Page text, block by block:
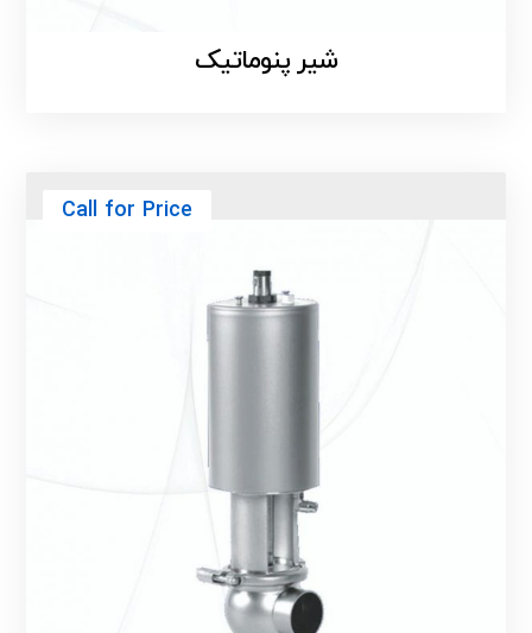
شیر پنوماتیک
Call for Price